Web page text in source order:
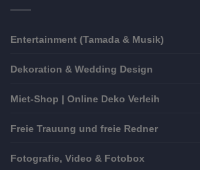
Entertainment (Tamada & Musik)
Dekoration & Wedding Design
Miet-Shop | Online Deko Verleih
Freie Trauung und freie Redner
Fotografie, Video & Fotobox